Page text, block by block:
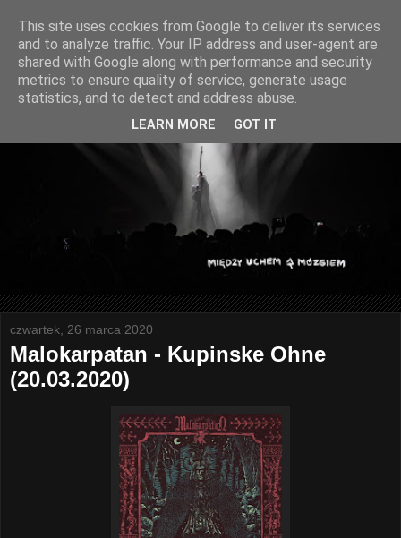
czwartek, 26 marca 2020
Malokarpatan - Kupinske Ohne
(20.03.2020)
This site uses cookies from Google to deliver its services
and to analyze traffic. Your IP address and user-agent are
shared with Google along with performance and security
metrics to ensure quality of service, generate usage
statistics, and to detect and address abuse.
LEARN MORE GOT IT